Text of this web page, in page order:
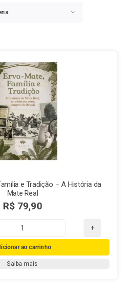
Carrinho
Exportação
Blog
e Tradição – A História da
Mate Real
R$ 79,90
Livro:
Erva-
Mate,
ao carrinho
Saiba mais